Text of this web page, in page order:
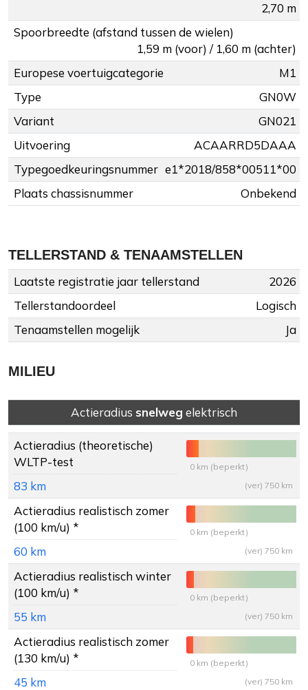
2,70 m
Spoorbreedte (afstand tussen de wielen)
1,59 m (voor) / 1,60 m (achter)
Europese voertuigcategorie
M1
Type
GN0W
Variant
GN021
Uitvoering
ACAARRD5DAAA
Typegoedkeuringsnummer e1*2018/858*00511*00
Plaats chassisnummer
Onbekend
TELLERSTAND & TENAAMSTELLEN
Laatste registratie jaar tellerstand
2026
Tellerstandoordeel
Logisch
Tenaamstellen mogelijk
Ja
MILIEU
Actieradius snelweg elektrisch
Actieradius (theoretische)
WLTP-test
83 km
0 km (beperkt)
(ver) 750 km
Actieradius realistisch zomer
(100 km/u) *
60 km
0 km (beperkt)
(ver) 750 km
Actieradius realistisch winter
(100 km/u) *
55 km
0 km (beperkt)
(ver) 750 km
Actieradius realistisch zomer
(130 km/u) *
45 km
0 km (beperkt)
(ver) 750 km